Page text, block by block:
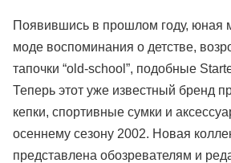
Появившись в прошлом году, юная
моде воспоминания о детстве,
тапочки “old-school”, подобные
Теперь этот уже известный бренд
кепки, спортивные сумки и
осеннему сезону 2002. Новая
представлена обозревателям и